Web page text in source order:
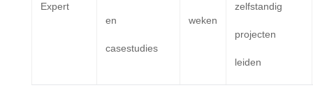
Expert
en
casestudies
weken
zelfstandig
projecten
leiden